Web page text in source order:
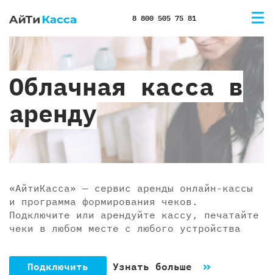
8 800 505 75 81
Облачная касса в
аренду
«АйтиКасса» — сервис аренды онлайн-кассы
и программа формирования чеков.
Подключите или арендуйте кассу, печатайте
чеки в любом месте с любого устройства
Подключить Узнать больше